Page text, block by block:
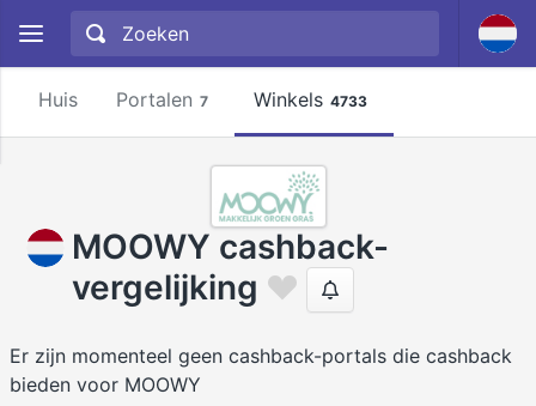
Huis Portalen 7 Winkels 4733
MOOWY cashback-
vergelijking
Er zijn momenteel geen cashback-portals die cashback
bieden voor MOOWY